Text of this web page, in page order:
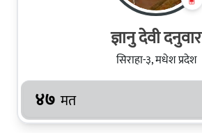
ज्ञानु देवी दनुवार
सिराहा-३, मधेश प्रदेश
४७ मत